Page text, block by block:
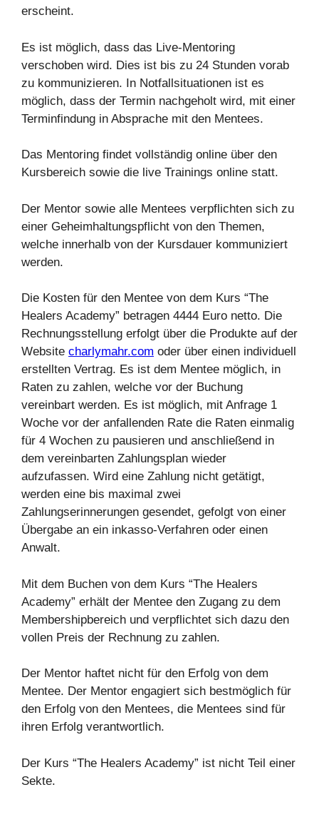
erscheint.
Es ist möglich, dass das Live-Mentoring
verschoben wird. Dies ist bis zu 24 Stunden vorab
zu kommunizieren. In Notfallsituationen ist es
möglich, dass der Termin nachgeholt wird, mit einer
Terminfindung in Absprache mit den Mentees.
Das Mentoring findet vollständig online über den
Kursbereich sowie die live Trainings online statt.
Der Mentor sowie alle Mentees verpflichten sich zu
einer Geheimhaltungspflicht von den Themen,
welche innerhalb von der Kursdauer kommuniziert
werden.
Die Kosten für den Mentee von dem Kurs “The
Healers Academy” betragen 4444 Euro netto. Die
Rechnungsstellung erfolgt über die Produkte auf der
Website charlymahr.com oder über einen individuell
erstellten Vertrag. Es ist dem Mentee möglich, in
Raten zu zahlen, welche vor der Buchung
vereinbart werden. Es ist möglich, mit Anfrage 1
Woche vor der anfallenden Rate die Raten einmalig
für 4 Wochen zu pausieren und anschließend in
dem vereinbarten Zahlungsplan wieder
aufzufassen. Wird eine Zahlung nicht getätigt,
werden eine bis maximal zwei
Zahlungserinnerungen gesendet, gefolgt von einer
Übergabe an ein inkasso-Verfahren oder einen
Anwalt.
Mit dem Buchen von dem Kurs “The Healers
Academy” erhält der Mentee den Zugang zu dem
Membershipbereich und verpflichtet sich dazu den
vollen Preis der Rechnung zu zahlen.
Der Mentor haftet nicht für den Erfolg von dem
Mentee. Der Mentor engagiert sich bestmöglich für
den Erfolg von den Mentees, die Mentees sind für
ihren Erfolg verantwortlich.
Der Kurs “The Healers Academy” ist nicht Teil einer
Sekte.